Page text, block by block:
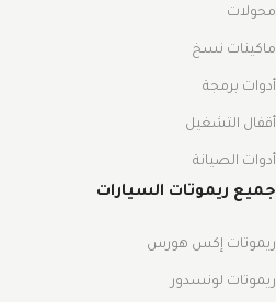
محولات
ماكينات نسخ
أدوات برمجة
أقفال التشغيل
أدوات الصيانة
جميع ريموتات السيارات
ريموتات إكس هورس
ريموتات لونسدور